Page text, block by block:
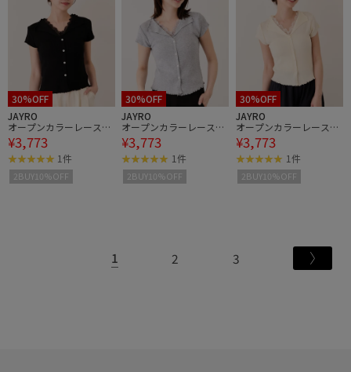
30%OFF
JAYRO
オープンカラーレース使
いプルオーバー
¥3,773
1件
2BUY10%OFF
30%OFF
JAYRO
オープンカラーレース使
いプルオーバー
¥3,773
1件
2BUY10%OFF
30%OFF
JAYRO
オープンカラーレース使
いプルオーバー
¥3,773
1件
2BUY10%OFF
1 2 3